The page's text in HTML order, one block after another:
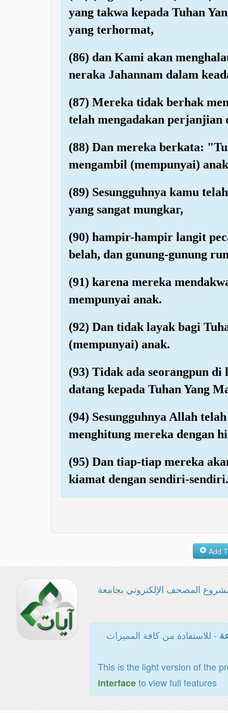
yang takwa kepada Tuhan
yang terhormat,
(86) dan Kami akan
neraka Jahannam dalam
(87) Mereka tidak berhak
telah mengadakan perjanjian
(88) Dan mereka berkata:
mengambil (mempunyai)
(89) Sesungguhnya kamu
yang sangat mungkar,
(90) hampir-hampir langit
belah, dan gunung-gunung
(91) karena mereka
mempunyai anak.
(92) Dan tidak layak bagi
(mempunyai) anak.
(93) Tidak ada seorangpun
datang kepada Tuhan Yang
(94) Sesungguhnya Allah
menghitung mereka dengan
(95) Dan tiap-tiap mereka
kiamat dengan sendiri-sendiri.
المصحف الإلكتروني بجامعة
- للاستفادة من كافة المميزات
This is the light version of the
interfaceto view full features